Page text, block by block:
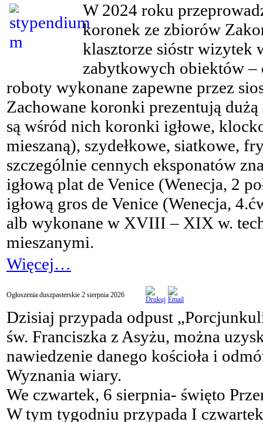
W 2024 roku
koronek ze zbiorów
klasztorze sióstr wizytek
zabytkowych obiektów
roboty wykonane zapewne przez
Zachowane koronki prezentują
są wśród nich koronki igłowe,
mieszaną), szydełkowe, siatkowe,
szczególnie cennych eksponatów
igłową plat de Venice (Wenecja, 2
igłową gros de Venice (Wenecja,
alb wykonane w XVIII – XIX w.
mieszanymi.
Więcej…
Ogłoszenia duszpasterskie 2 sierpnia 2026
Dzisiaj przypada odpust
św. Franciszka z Asyżu, można
nawiedzenie danego kościoła i
Wyznania wiary.
We czwartek, 6 sierpnia- święto
W tym tygodniu przypada I